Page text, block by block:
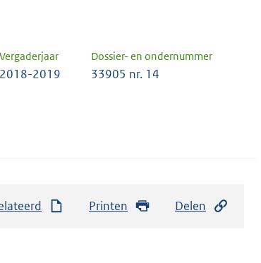
Vergaderjaar Dossier- en ondernummer
2018-2019 33905 nr. 14
Printen Delen